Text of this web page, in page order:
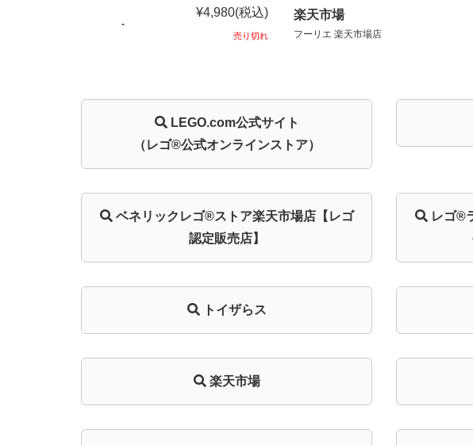
-
¥4,980(税込)
売り切れ
楽天市場
フーリエ 楽天市場店
LEGO.com公式サイト
（レゴ®公式オンラインストア）
ベネリック レゴ®ストア楽天市場店【レゴ
認定販売店】
レゴ®
トイザらス
楽天市場